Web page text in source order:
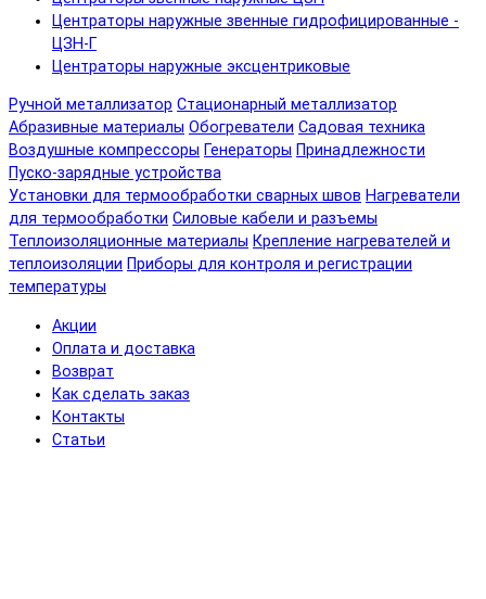
Центраторы наружные звенные гидрофицированные -
ЦЗН-Г
Центраторы наружные эксцентриковые
Ручной металлизатор Стационарный металлизатор
Абразивные материалы Обогреватели Садовая техника
Воздушные компрессоры Генераторы Принадлежности
Пуско-зарядные устройства
Установки для термообработки сварных швов Нагреватели
для термообработки Силовые кабели и разъемы
Теплоизоляционные материалы Крепление нагревателей и
теплоизоляции Приборы для контроля и регистрации
температуры
Акции
Оплата и доставка
Возврат
Как сделать заказ
Контакты
Статьи